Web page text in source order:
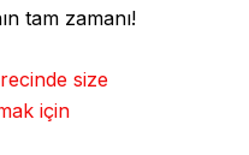
tam zamanı!
size
için